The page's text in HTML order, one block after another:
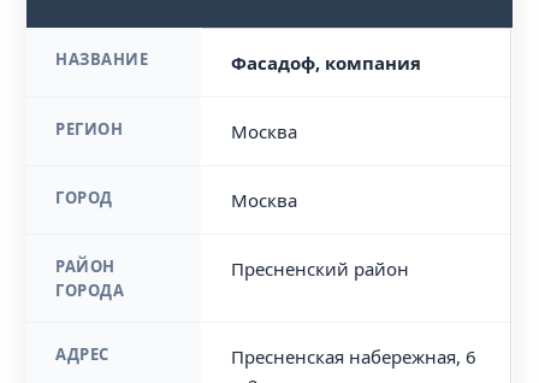
НАЗВАНИЕ Фасадоф, компания
РЕГИОН Москва
ГОРОД Москва
РАЙОН
ГОРОДА
Пресненский район
АДРЕС
Пресненская набережная, 6